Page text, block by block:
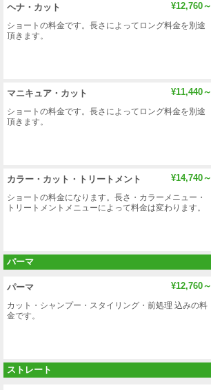
ヘナ・カット ¥12,760～
ショートの料金です。長さによってロング料金を別途
頂きます。
マニキュア・カット ¥11,440～
ショートの料金です。長さによってロング料金を別途
頂きます。
カラー・カット・トリートメント ¥14,740～
ショートの料金になります。長さ・カラーメニュー・
トリートメントメニューによって料金は変わります。
パーマ
パーマ ¥12,760～
カット・シャンプー・スタイリング・前処理 込みの料
金です。
ストレート